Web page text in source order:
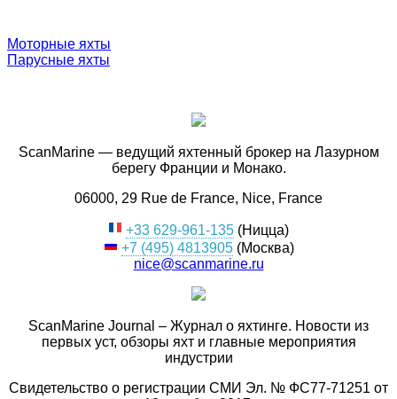
Моторные яхты
Парусные яхты
ScanMarine — ведущий яхтенный брокер на Лазурном
берегу Франции и Монако.
06000, 29 Rue de France, Nice, France
+33 629-961-135 (Ницца)
+7 (495) 4813905(Москва)
nice@scanmarine.ru
ScanMarine Journal – Журнал о яхтинге. Новости из
первых уст, обзоры яхт и главные мероприятия
индустрии
Свидетельство о регистрации СМИ Эл. № ФС77-71251 от